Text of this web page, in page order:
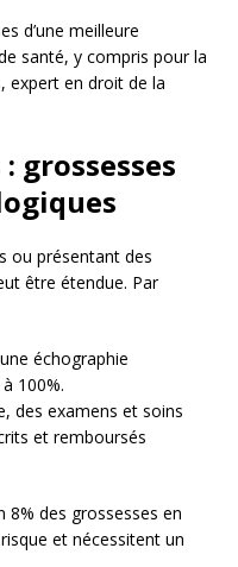
d’une meilleure
santé, y compris pour la
expert en droit de la
grossesses
ou présentant des
être étendue. Par
échographie
100%.
des examens et soins
et remboursés
8% des grossesses en
et nécessitent un